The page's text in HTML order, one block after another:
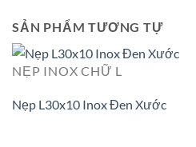
SẢN PHẨM TƯƠNG TỰ
NẸP INOX CHỮ L
Nẹp L30x10 Inox Đen Xước